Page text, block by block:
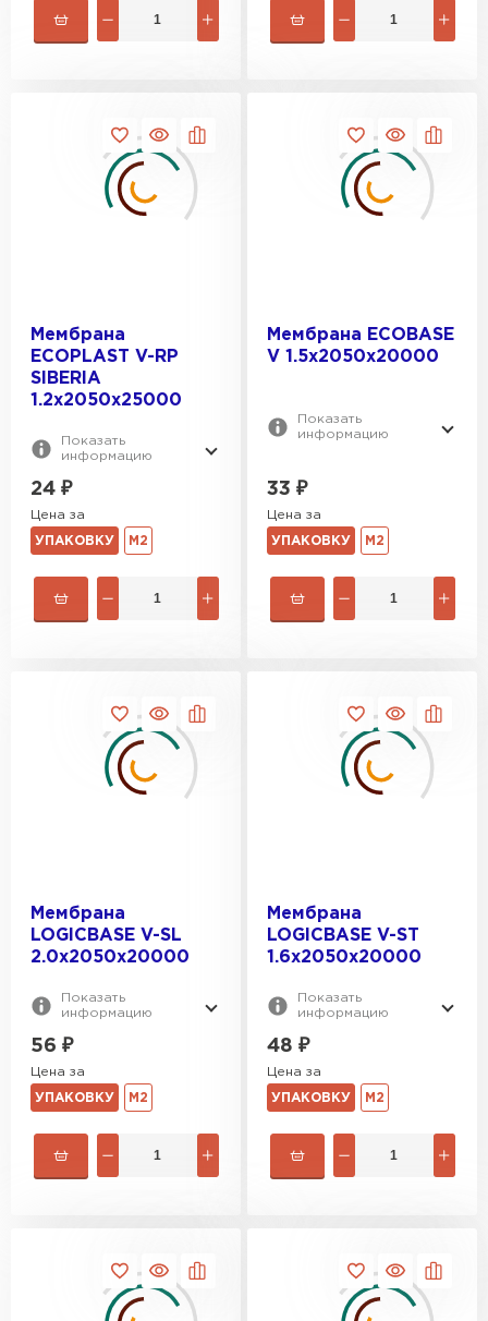
Мембрана
ECOPLAST V-RP
SIBERIA
1.2х2050x25000
Показать
информацию
24 ₽
Цена за
УПАКОВКУ М2
Мембрана ECOBASE
V 1.5х2050x20000
Показать
информацию
33 ₽
Цена за
УПАКОВКУ М2
Мембрана
LOGICBASE V-SL
2.0х2050x20000
Показать
информацию
56 ₽
Цена за
УПАКОВКУ М2
Мембрана
LOGICBASE V-ST
1.6х2050x20000
Показать
информацию
48 ₽
Цена за
УПАКОВКУ М2
ПЕРЕЙТИ
Штакетник
ПЕРЕЙТИ